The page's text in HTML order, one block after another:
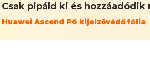
Csak pipáld ki és hozzáadódik
Huawei Ascend P6 kijelzővédő fólia